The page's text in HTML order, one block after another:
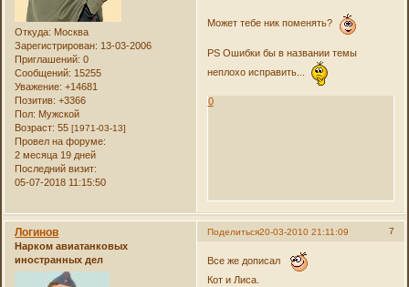
Откуда: Москва
Зарегистрирован: 13-03-2006
Приглашений: 0
Сообщений: 15255
Уважение: +14681
Позитив: +3366
Пол: Мужской
Возраст: 55[1971-03-13]
Провел на форуме:
2 месяца 19 дней
Последний визит:
05-07-2018 11:15:50
Может тебе ник поменять?
PS Ошибки бы в названии темы
неплохо исправить...
0
Поделиться 7
20-03-2010 21:11:09
Логинов
Нарком авиатанковых
иностранных дел
Все же дописал
Кот и Лиса.